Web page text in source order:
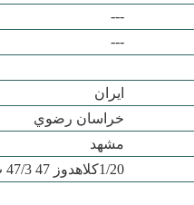
---
---
ایران
خراسان رضوي
مشهد
1/20کلاهدوز 47 47/3 پ32